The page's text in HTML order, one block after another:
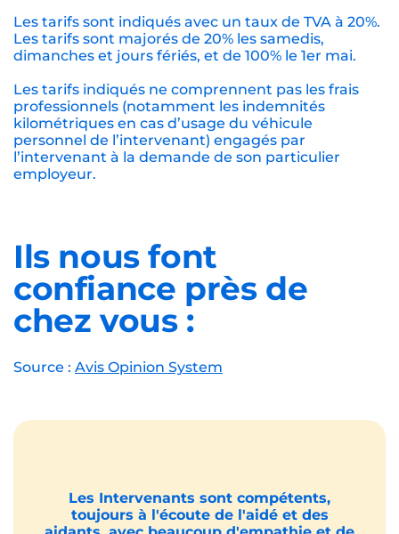
Les tarifs sont indiqués avec un taux de TVA à 20%.
Les tarifs sont majorés de 20% les samedis,
dimanches et jours fériés, et de 100% le 1er mai.
Les tarifs indiqués ne comprennent pas les frais
professionnels (notamment les indemnités
kilométriques en cas d’usage du véhicule
personnel de l’intervenant) engagés par
l’intervenant à la demande de son particulier
employeur.
Ils nous font
confiance près de
chez vous :
Source : Avis Opinion System
Les Intervenants sont compétents,
toujours à l'écoute de l'aidé et des